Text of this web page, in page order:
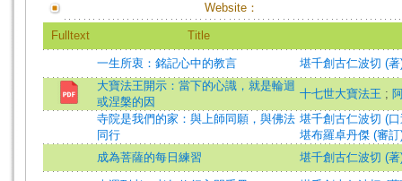
Website：
Fulltext Title
一生所衷：銘記心中的教言
堪千創古仁波切 (著
大寶法王開示：當下的心識，就是輪迴
或涅槃的因
十七世大寶法王 ;
寺院是我們的家：與上師同願，與佛法
同行
堪千創古仁波切 (
堪布羅卓丹傑 (審訂
成為菩薩的每日練習
堪千創古仁波切 (著